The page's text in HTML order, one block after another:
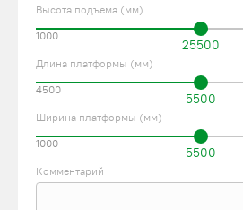
Высота подъема (мм)
25500
1000
Длина платформы (мм)
5500
4500
Ширина платформы (мм)
5500
1000
Комментарий